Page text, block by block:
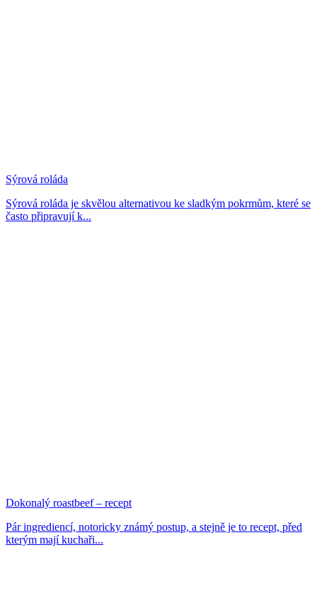
Sýrová roláda
Sýrová roláda je skvělou alternativou ke sladkým pokrmům, které se
často připravují k...
Dokonalý roastbeef – recept
Pár ingrediencí, notoricky známý postup, a stejně je to recept, před
kterým mají kuchaři...